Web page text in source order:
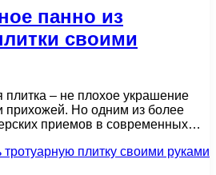
панно из
своими
плитка – не плохое украшение
прихожей. Но одним из более
приемов в современных…